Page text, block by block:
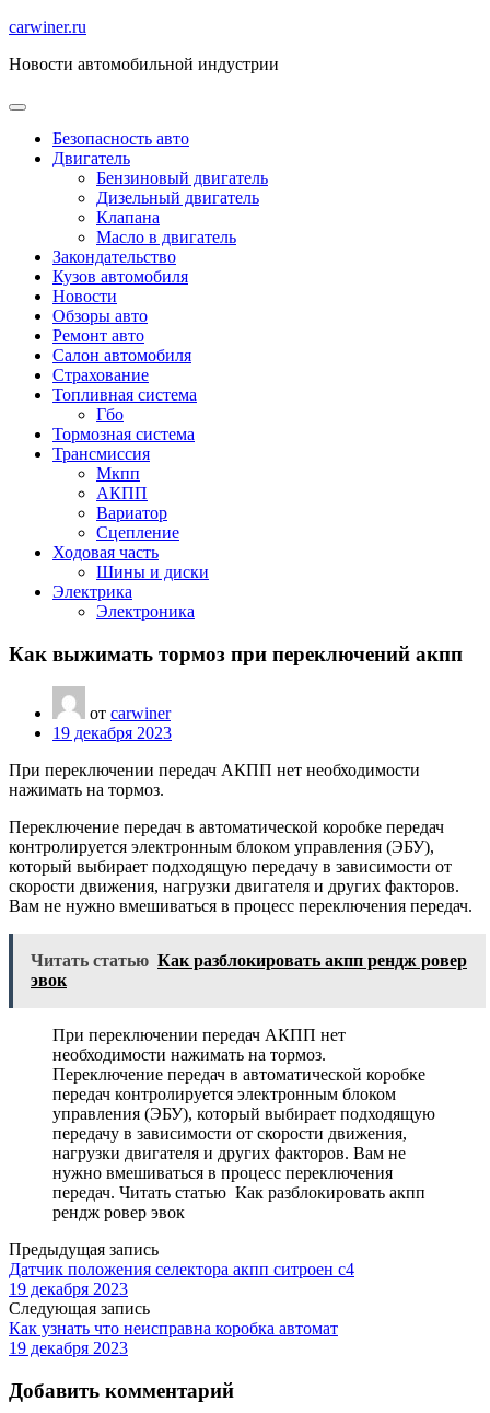
Перейти
содержимому
carwiner.ru
Новости автомобильной индустрии
Безопасность авто
Двигатель
Бензиновый двигатель
Дизельный двигатель
Клапана
Масло в двигатель
Закондательство
Кузов автомобиля
Новости
Обзоры авто
Ремонт авто
Салон автомобиля
Страхование
Топливная система
Гбо
Тормозная система
Трансмиссия
Мкпп
АКПП
Вариатор
Сцепление
Ходовая часть
Шины и диски
Электрика
Электроника
Как выжимать тормоз при переключений акпп
от carwiner
19 декабря 2023
При переключении передач АКПП нет необходимости
нажимать на тормоз.
Переключение передач в автоматической коробке передач
контролируется электронным блоком управления (ЭБУ),
который выбирает подходящую передачу в зависимости от
скорости движения, нагрузки двигателя и других факторов.
Вам не нужно вмешиваться в процесс переключения передач.
Читать статью Как разблокировать акпп рендж ровер
эвок
При переключении передач АКПП нет
необходимости нажимать на тормоз.
Переключение передач в автоматической коробке
передач контролируется электронным блоком
управления (ЭБУ), который выбирает подходящую
передачу в зависимости от скорости движения,
нагрузки двигателя и других факторов. Вам не
нужно вмешиваться в процесс переключения
передач. Читать статью Как разблокировать акпп
рендж ровер эвок
Предыдущая запись
Датчик положения селектора акпп ситроен с4
19 декабря 2023
Следующая запись
Как узнать что неисправна коробка автомат
19 декабря 2023
Добавить комментарий